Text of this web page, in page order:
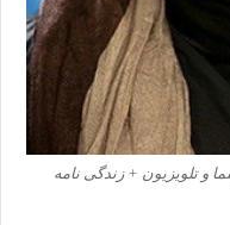
و تلویزیون + زندگی نامه